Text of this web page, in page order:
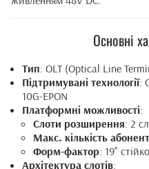
Основні
Тип: OLT (Optical Line
Підтримувані технології:
10G-EPON
Платформні можливості:
Слоти розширення: 2
Макс. кількість
Форм-фактор: 19"
Архітектура слотів: